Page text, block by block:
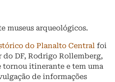
museus arqueológicos.
do Planalto Central foi
DF, Rodrigo Rollemberg,
tornou itinerante e tem uma
de informações